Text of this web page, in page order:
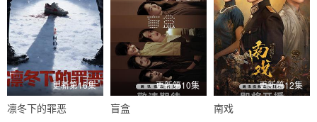
更新第16集
凛冬下的罪恶
更新第10集
盲盒
更新第12集
南戏